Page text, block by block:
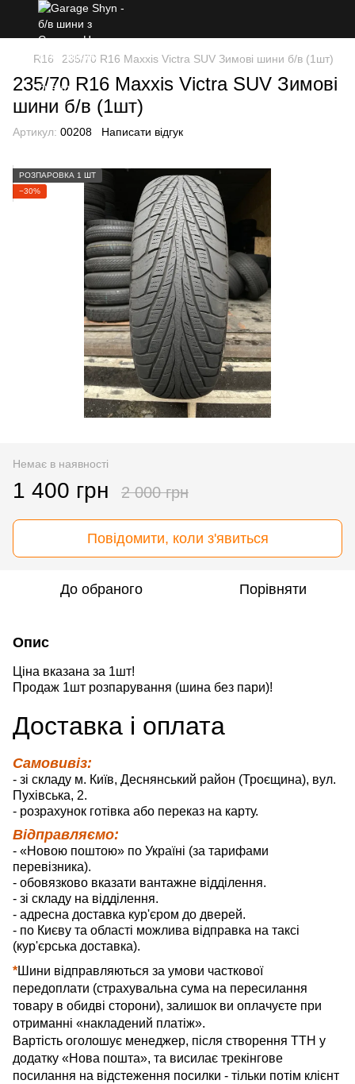
R16 235/70 R16 Maxxis Victra SUV Зимові шини б/в (1шт)
235/70 R16 Maxxis Victra SUV Зимові
шини б/в (1шт)
Артикул: 00208 Написати відгук
РОЗПАРОВКА 1 ШТ
−30%
Немає в наявності
1 400 грн 2 000 грн
Повідомити, коли з'явиться
До обраного Порівняти
Опис
Ціна вказана за 1шт!
Продаж 1шт розпарування (шина без пари)!
Доставка і оплата
Самовивіз:
- зі складу м. Київ, Деснянський район (Троєщина), вул.
Пухівська, 2.
- розрахунок готівка або переказ на карту.
Відправляємо:
- «Новою поштою» по Україні (за тарифами
перевізника).
- обовязково вказати вантажне відділення.
- зі складу на відділення.
- адресна доставка кур'єром до дверей.
- по Києву та області можлива відправка на таксі
(кур'єрська доставка).
*Шини відправляються за умови часткової
передоплати (страхувальна сума на пересилання
товару в обидві сторони), залишок ви оплачуєте при
отриманні «накладений платіж».
Вартість оголошує менеджер, після створення ТТН у
додатку «Нова пошта», та висилає трекінгове
посилання на відстеження посилки - тільки потім клієнт